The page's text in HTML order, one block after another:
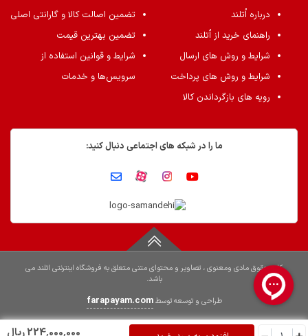
درباره اُتلند
راهنمای خرید از اُتلند
شرایط و روش های ارسال
شرایط و روش های پرداخت
رویه های بازگرداندن کالا
تضمین اصالت کالا و گارانتی اصلی
تضمین بهترین قیمت
شرایط و قوانین استفاده از
سرویس‌ها و خدمات
ما را در شبکه های اجتماعی دنبال کنید:
کلیه حقوق مادی ومعنوی ، تصاویر و محتوای متنی متعلق به فروشگاه اینترنتی اتلند می
باشد.
طراحی و توسعه توسطfarapayam.com